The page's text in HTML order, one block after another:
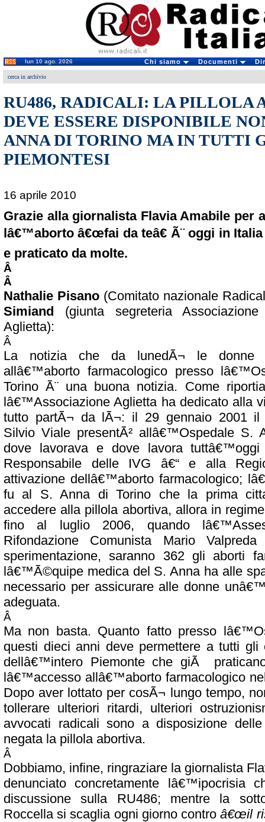
lun 10 ago. 2026 Chi siamo Documenti
cerca in archivio
RU486, RADICALI: LA PILLOLA
DEVE ESSERE DISPONIBILE
ANNA DI TORINO MA IN TUTTI
PIEMONTESI
16 aprile 2010
Grazie alla giornalista Flavia Amabile per
lâ€™aborto â€œfai da teâ€ Ã¨ oggi in
e praticato da molte.
Â
Â
Nathalie Pisano (Comitato nazionale
Simiand (giunta segreteria
Aglietta):
Â
La notizia che da lunedÃ¬ le donne
allâ€™aborto farmacologico presso
Torino Ã¨ una buona notizia. Come
lâ€™Associazione Aglietta ha dedicato alla
tutto partÃ¬ da lÃ¬: il 29 gennaio 2001 il
Silvio Viale presentÃ² allâ€™Ospedale S.
dove lavorava e dove lavora
Responsabile delle IVG â€“ e alla
attivazione dellâ€™aborto farmacologico;
fu al S. Anna di Torino che la prima
accedere alla pillola abortiva, allora in
fino al luglio 2006, quando
Rifondazione Comunista Mario
sperimentazione, saranno 362 gli aborti
lâ€™Ã©quipe medica del S. Anna ha alle
necessario per assicurare alle donne
adeguata.
Â
Ma non basta. Quanto fatto presso
questi dieci anni deve permettere a tutti gli
dellâ€™intero Piemonte che giÃ
lâ€™accesso allâ€™aborto farmacologico
Dopo aver lottato per cosÃ¬ lungo tempo,
tollerare ulteriori ritardi, ulteriori
avvocati radicali sono a disposizione
negata la pillola abortiva.
Â
Dobbiamo, infine, ringraziare la giornalista
denunciato concretamente lâ€™ipocrisia
discussione sulla RU486; mentre la
Roccella si scaglia ogni giorno controâ€œil